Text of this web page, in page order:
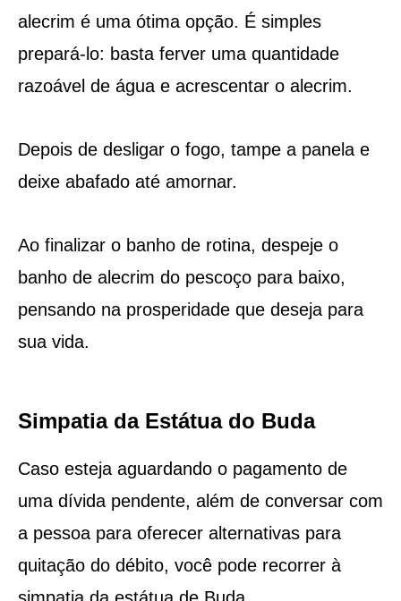
alecrim é uma ótima opção. É simples
prepará-lo: basta ferver uma quantidade
razoável de água e acrescentar o alecrim.
Depois de desligar o fogo, tampe a panela e
deixe abafado até amornar.
Ao finalizar o banho de rotina, despeje o
banho de alecrim do pescoço para baixo,
pensando na prosperidade que deseja para
sua vida.
Simpatia da Estátua do Buda
Caso esteja aguardando o pagamento de
uma dívida pendente, além de conversar com
a pessoa para oferecer alternativas para
quitação do débito, você pode recorrer à